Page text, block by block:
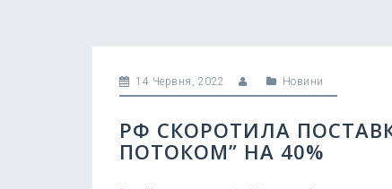
14 Червня, 2022 Новини
РФ СКОРОТИЛА
ПОТОКОМ” НА 40%